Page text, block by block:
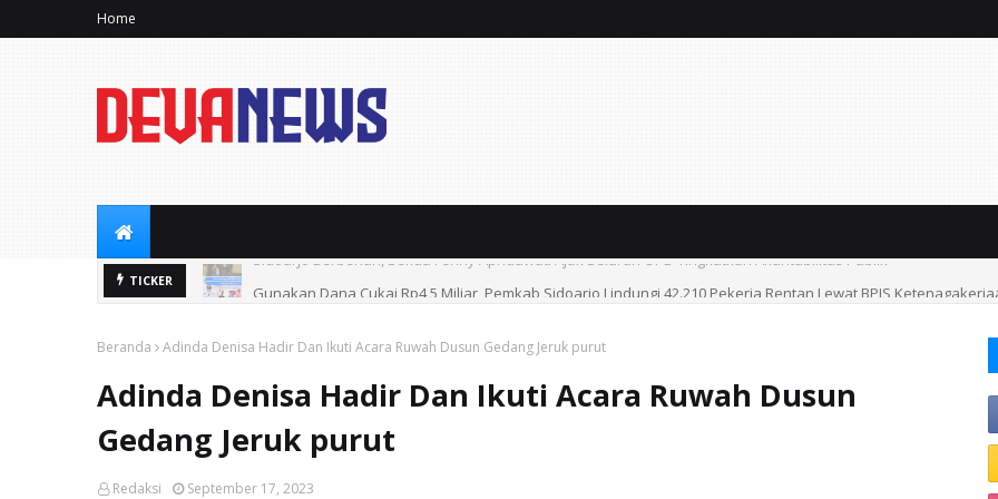
Home
TICKER
Beranda Adinda Denisa Hadir Dan Ikuti Acara Ruwah Dusun Gedang Jeruk purut
Adinda Denisa Hadir Dan Ikuti Acara Ruwah Dusun
Gedang Jeruk purut
Redaksi September 17, 2023